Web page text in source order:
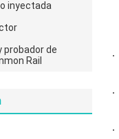
inyectada
probador de
Rail